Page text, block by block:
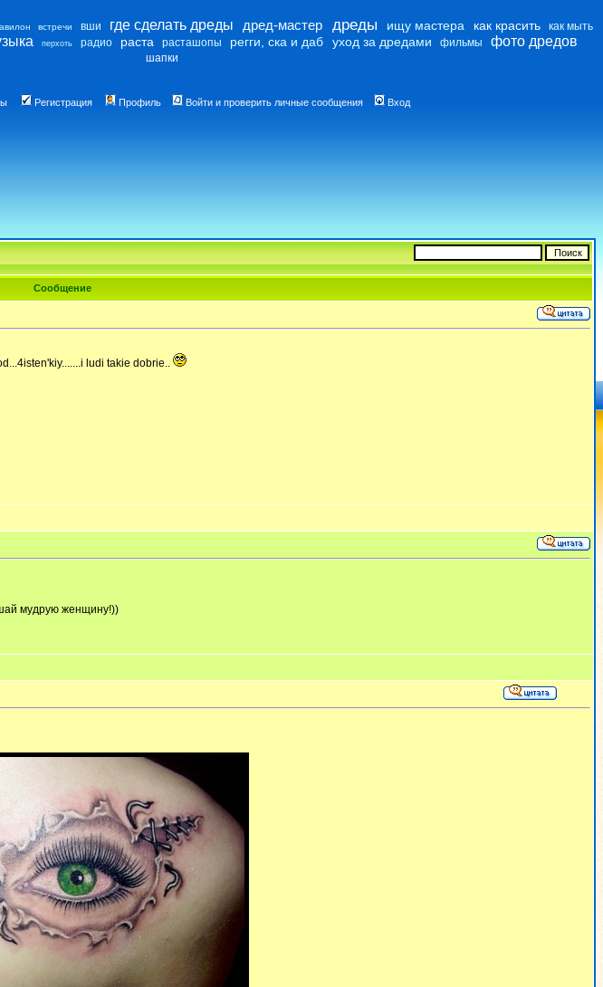
встречи вши где сделать дреды дред-мастер дреды ищу мастера как красить как мыть
перхоть радио раста расташопы регги, ска и даб уход за дредами фильмы фото дредов
шапки
Регистрация Профиль Войти и проверить личные сообщения Вход
Сообщение
ludi takie dobrie..
мудрую женщину!))